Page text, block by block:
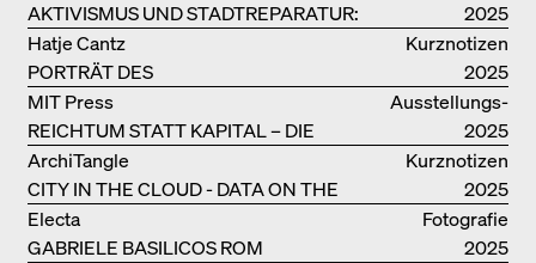
AKTIVISMUS UND STADTREPARATUR:
ASSEMBLE
2025
Kurznotizen
PORTRÄT DES
PRODUKTIONSGEBÄUDES THE PLUS
DER BJARKE INGELS GROUP
Hatje Cantz
2025
Ausstellungs­
kataloge
REICHTUM STATT KAPITAL – DIE
ARCHITEKTUR VON ANUPAMA
KUNDOO
MIT Press
2025
Kurznotizen
CITY IN THE CLOUD - DATA ON THE
GROUND
ArchiTangle
2025
Fotografie
GABRIELE BASILICOS ROM
Electa
2025